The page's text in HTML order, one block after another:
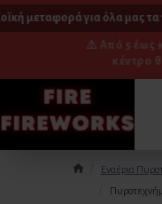
για όλα μας τα
⚠️ Από 5 έως
κέντρο
Εναέρια